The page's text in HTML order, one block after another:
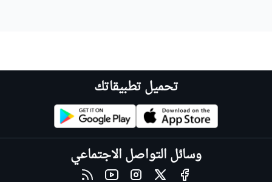
تحميل تطبيقاتك
وسائل التواصل الاجتماعي